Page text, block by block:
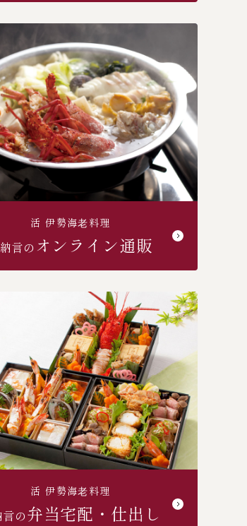
活 伊勢海⽼料理
言の オンライン通販
活 伊勢海⽼料理
の弁当宅配・仕出し